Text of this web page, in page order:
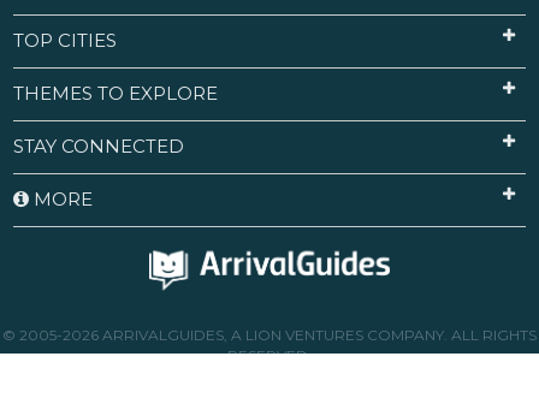
TOP CITIES
THEMES TO EXPLORE
STAY CONNECTED
MORE
© 2005-2026 ARRIVALGUIDES, A LION VENTURES COMPANY. ALL RIGHTS
RESERVED.